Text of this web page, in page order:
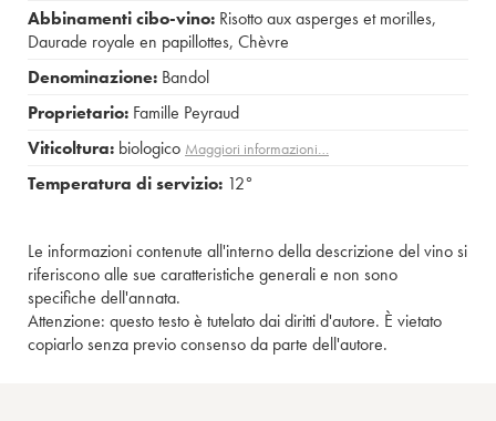
Abbinamenti cibo-vino: Risotto aux asperges et morilles,
Daurade royale en papillottes, Chèvre
Denominazione: Bandol
Proprietario: Famille Peyraud
Viticoltura: biologico Maggiori informazioni…
Temperatura di servizio: 12°
Le informazioni contenute all'interno della descrizione del vino si
riferiscono alle sue caratteristiche generali e non sono
specifiche dell'annata.
Attenzione: questo testo è tutelato dai diritti d'autore. È vietato
copiarlo senza previo consenso da parte dell'autore.